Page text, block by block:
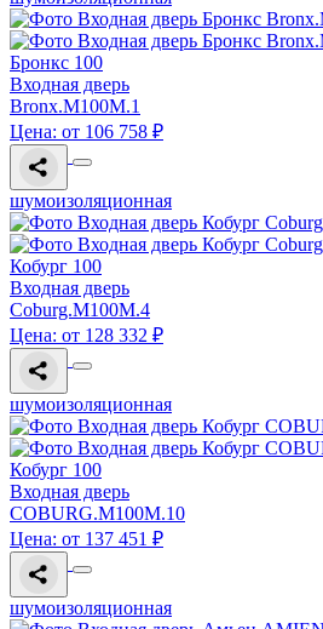
Бронкс 100
Входная дверь
Bronx.M100M.1
Цена: от 106 758 ₽
шумоизоляционная
Кобург 100
Входная дверь
Coburg.M100M.4
Цена: от 128 332 ₽
шумоизоляционная
Кобург 100
Входная дверь
COBURG.M100M.10
Цена: от 137 451 ₽
шумоизоляционная